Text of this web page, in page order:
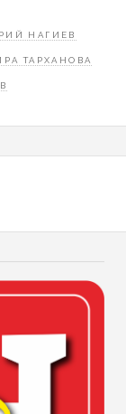
НАГИЕВ
ТАРХАНОВА